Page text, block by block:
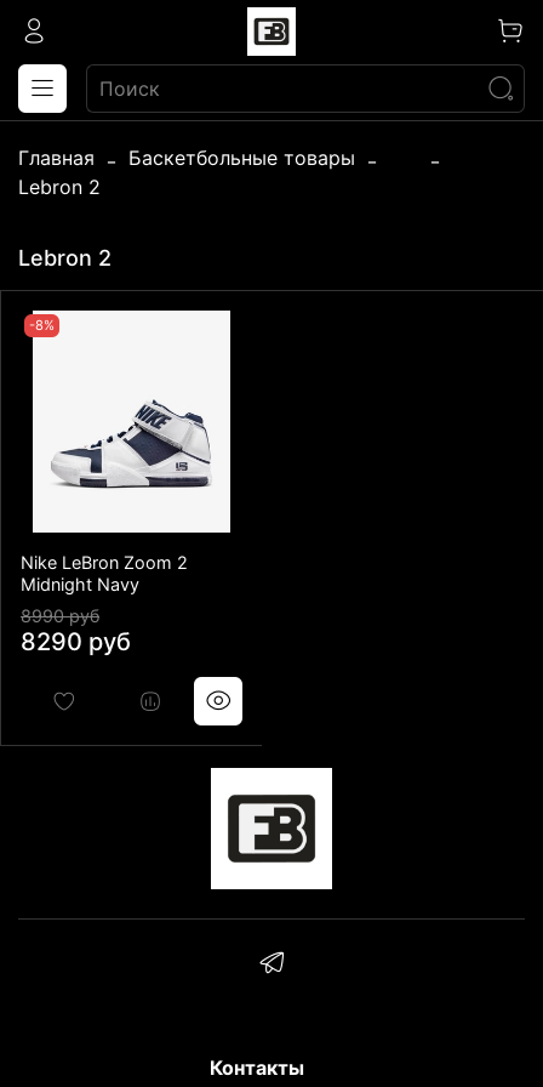
Главная Баскетбольные товары
Lebron 2
Lebron 2
-8%
Nike LeBron Zoom 2
Midnight Navy
8990 руб
8290 руб
Контакты